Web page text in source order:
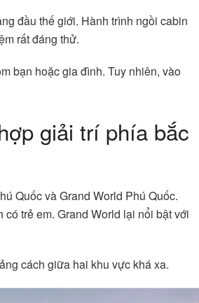
đầu thế giới. Hành trình ngồi cabin
rất đáng thử.
bạn hoặc gia đình. Tuy nhiên, vào
giải trí phía bắc
Quốc và Grand World Phú Quốc.
trẻ em. Grand World lại nổi bật với
cách giữa hai khu vực khá xa.